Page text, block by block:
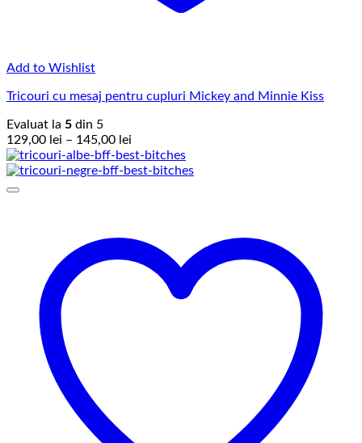
Add to Wishlist
Tricouri cu mesaj pentru cupluri Mickey and Minnie Kiss
Evaluat la 5 din 5
129,00 lei – 145,00 lei
de
prețuri: